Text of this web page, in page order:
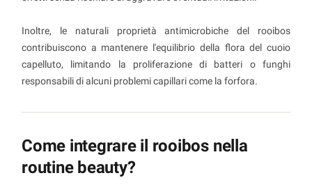
Inoltre, le naturali proprietà antimicrobiche del rooibos
contribuiscono a mantenere l'equilibrio della flora del cuoio
capelluto, limitando la proliferazione di batteri o funghi
responsabili di alcuni problemi capillari come la forfora.
Come integrare il rooibos nella
routine beauty?